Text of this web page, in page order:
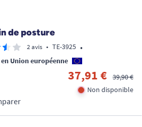
de posture
2 avis • TE-3925 •
Union européenne
37,91 €
39,90 €
Non disponible